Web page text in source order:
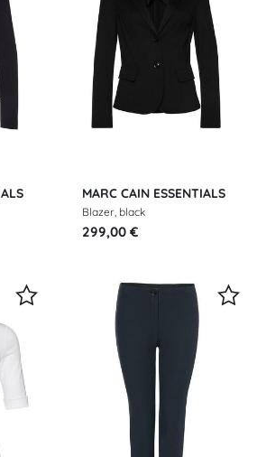
MARC CAIN ESSENTIALS
Blazer, black
299,00 €